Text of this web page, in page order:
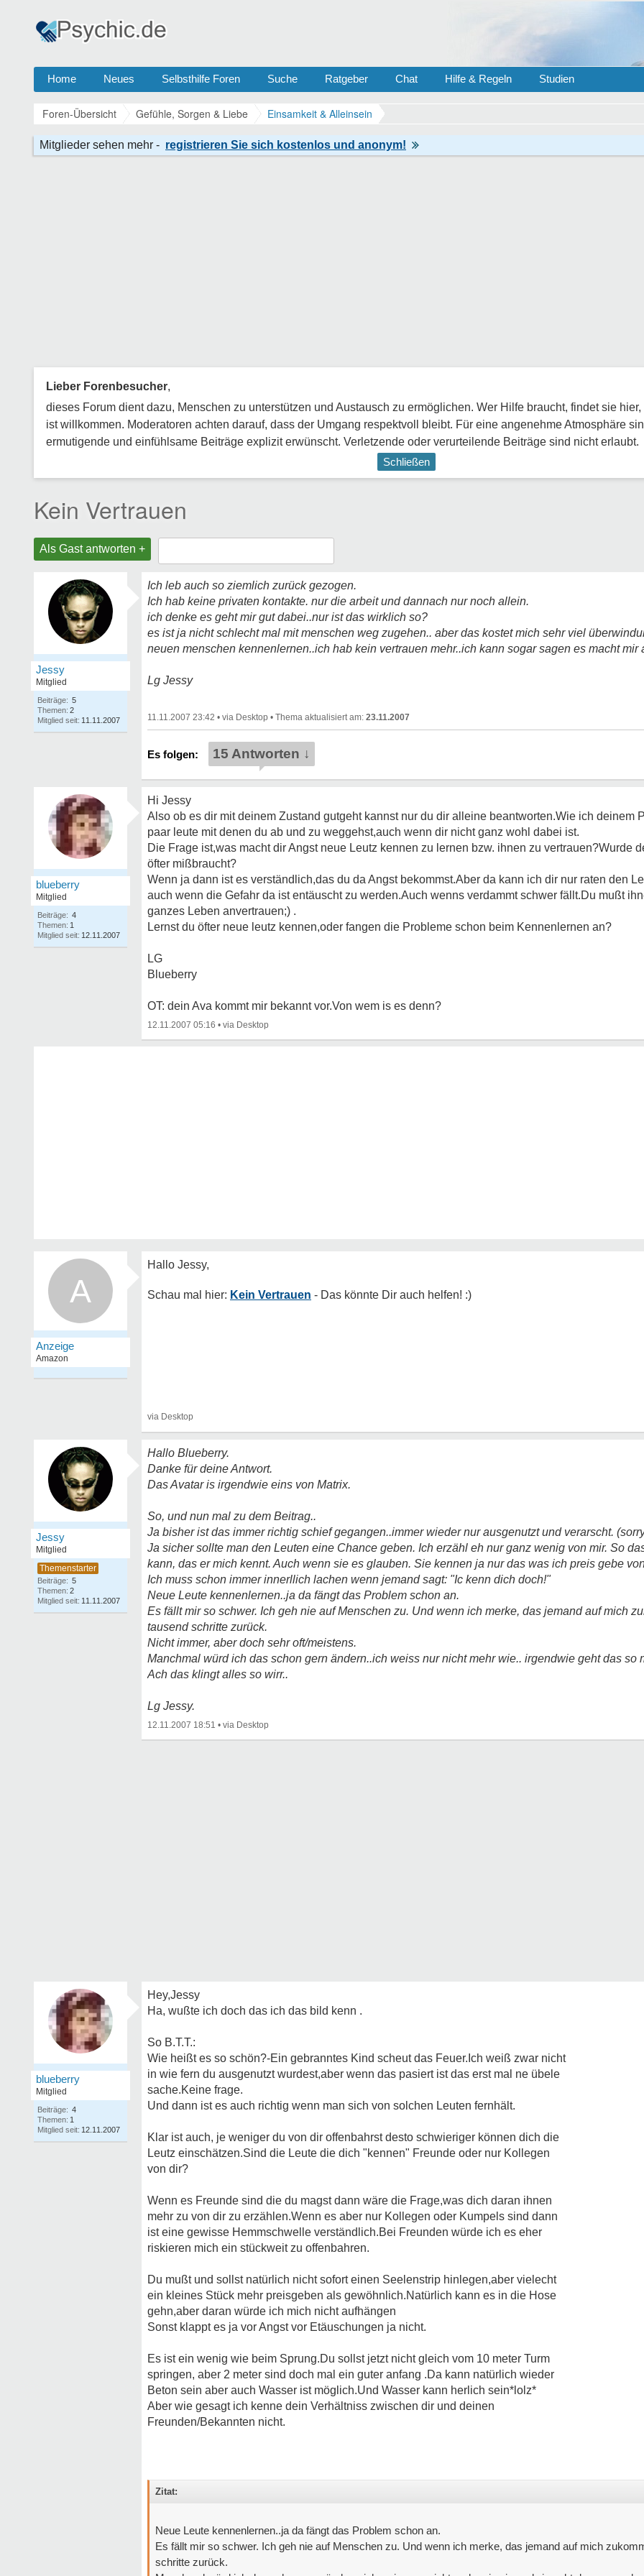
Home Neues Selbsthilfe Foren Suche Ratgeber Chat Hilfe & Regeln Studien
Foren-Übersicht Gefühle, Sorgen & Liebe Einsamkeit & Alleinsein
Lieber Forenbesucher,
dieses Forum dient dazu, Menschen zu unterstützen und Austausch zu ermöglichen. Wer Hilfe braucht, findet sie
ist willkommen. Moderatoren achten darauf, dass der Umgang respektvoll bleibt. Für eine angenehme Atmosphäre
ermutigende und einfühlsame Beiträge explizit erwünscht. Verletzende oder verurteilende Beiträge sind nicht erlaubt.
Schließen
Kein Vertrauen
Als Gast antworten +
Jessy
Mitglied
Beiträge: 5
Themen: 2
Mitglied seit: 11.11.2007
Ich leb auch so ziemlich zurück gezogen.
Ich hab keine privaten kontakte. nur die arbeit und dannach nur noch allein.
ich denke es geht mir gut dabei..nur ist das wirklich so?
es ist ja nicht schlecht mal mit menschen weg zugehen.. aber das kostet mich sehr viel
neuen menschen kennenlernen..ich hab kein vertrauen mehr..ich kann sogar sagen es macht mir
Lg Jessy
11.11.2007 23:42 • • 23.11.2007
15 Antworten ↓
blueberry
Mitglied
Beiträge: 4
Themen: 1
Mitglied seit: 12.11.2007
Hi Jessy
Also ob es dir mit deinem Zustand gutgeht kannst nur du dir alleine beantworten.Wie ich deinem
paar leute mit denen du ab und zu weggehst,auch wenn dir nicht ganz wohl dabei ist.
Die Frage ist,was macht dir Angst neue Leutz kennen zu lernen bzw. ihnen zu vertrauen?Wurde
öfter mißbraucht?
Wenn ja dann ist es verständlich,das du da Angst bekommst.Aber da kann ich dir nur raten den
auch wenn die Gefahr da ist entäuscht zu werden.Auch wenns verdammt schwer fällt.Du mußt
ganzes Leben anvertrauen;) .
Lernst du öfter neue leutz kennen,oder fangen die Probleme schon beim Kennenlernen an?
LG
Blueberry
OT: dein Ava kommt mir bekannt vor.Von wem is es denn?
12.11.2007 05:16 •
A Kein Vertrauen
Jessy
Mitglied
Beiträge: 5
Themen: 2
Mitglied seit: 11.11.2007
Hallo Blueberry.
Danke für deine Antwort.
Das Avatar is irgendwie eins von Matrix.
So, und nun mal zu dem Beitrag..
Ja bisher ist das immer richtig schief gegangen..immer wieder nur ausgenutzt und verarscht.
Ja sicher sollte man den Leuten eine Chance geben. Ich erzähl eh nur ganz wenig von mir. So
kann, das er mich kennt. Auch wenn sie es glauben. Sie kennen ja nur das was ich preis gebe
Ich muss schon immer innerllich lachen wenn jemand sagt: "Ic kenn dich doch!"
Neue Leute kennenlernen..ja da fängt das Problem schon an.
Es fällt mir so schwer. Ich geh nie auf Menschen zu. Und wenn ich merke, das jemand auf mich
tausend schritte zurück.
Nicht immer, aber doch sehr oft/meistens.
Manchmal würd ich das schon gern ändern..ich weiss nur nicht mehr wie.. irgendwie geht das so
Ach das klingt alles so wirr..
Lg Jessy.
12.11.2007 18:51 •
blueberry
Mitglied
Beiträge: 4
Themen: 1
Mitglied seit: 12.11.2007
Hey,Jessy
Ha, wußte ich doch das ich das bild kenn .
So B.T.T.:
Wie heißt es so schön?-Ein gebranntes Kind scheut das Feuer.Ich weiß zwar nicht
in wie fern du ausgenutzt wurdest,aber wenn das pasiert ist das erst mal ne übele
sache.Keine frage.
Und dann ist es auch richtig wenn man sich von solchen Leuten fernhält.
Klar ist auch, je weniger du von dir offenbahrst desto schwieriger können dich die
Leutz einschätzen.Sind die Leute die dich "kennen" Freunde oder nur Kollegen
von dir?
Wenn es Freunde sind die du magst dann wäre die Frage,was dich daran ihnen
mehr zu von dir zu erzählen.Wenn es aber nur Kollegen oder Kumpels sind dann
ist eine gewisse Hemmschwelle verständlich.Bei Freunden würde ich es eher
riskieren mich ein stückweit zu offenbahren.
Du mußt und sollst natürlich nicht sofort einen Seelenstrip hinlegen,aber vielecht
ein kleines Stück mehr preisgeben als gewöhnlich.Natürlich kann es in die Hose
gehn,aber daran würde ich mich nicht aufhängen
Sonst klappt es ja vor Angst vor Etäuschungen ja nicht.
Es ist ein wenig wie beim Sprung.Du sollst jetzt nicht gleich vom 10 meter Turm
springen, aber 2 meter sind doch mal ein guter anfang .Da kann natürlich wieder
Beton sein aber auch Wasser ist möglich.Und Wasser kann herlich sein*lolz*
Aber wie gesagt ich kenne dein Verhältniss zwischen dir und deinen
Freunden/Bekannten nicht.
Zitat:
Neue Leute kennenlernen..ja da fängt das Problem schon an.
Es fällt mir so schwer. Ich geh nie auf Menschen zu. Und wenn ich merke, das jemand auf mich
schritte zurück.